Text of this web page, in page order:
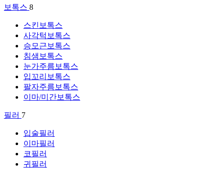
보톡스 8
스킨보톡스
사각턱보톡스
승모근보톡스
침샘보톡스
눈가주름보톡스
입꼬리보톡스
팔자주름보톡스
이마/미간보톡스
필러 7
입술필러
이마필러
코필러
귀필러